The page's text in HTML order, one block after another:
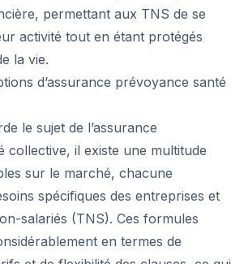
permettant aux TNS de se
activité tout en étant protégés
la vie.
d’assurance prévoyance santé
le sujet de l’assurance
collective, il existe une multitude
sur le marché, chacune
spécifiques des entreprises et
salariés (TNS). Ces formules
en termes de